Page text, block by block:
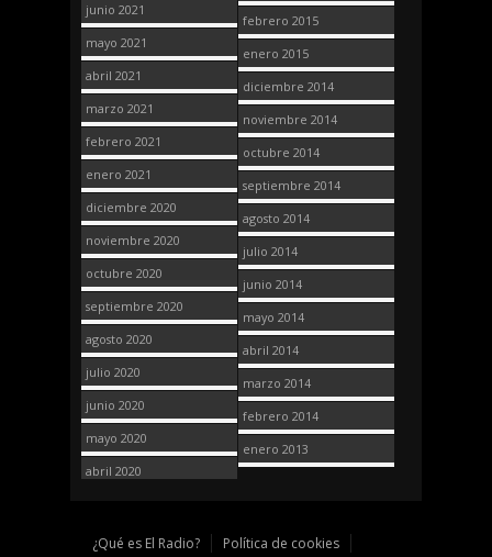
junio 2021
mayo 2021
abril 2021
marzo 2021
febrero 2021
enero 2021
diciembre 2020
noviembre 2020
octubre 2020
septiembre 2020
agosto 2020
julio 2020
junio 2020
mayo 2020
abril 2020
febrero 2015
enero 2015
diciembre 2014
noviembre 2014
octubre 2014
septiembre 2014
agosto 2014
julio 2014
junio 2014
mayo 2014
abril 2014
marzo 2014
febrero 2014
enero 2013
¿Qué es El Radio?
Política de cookies